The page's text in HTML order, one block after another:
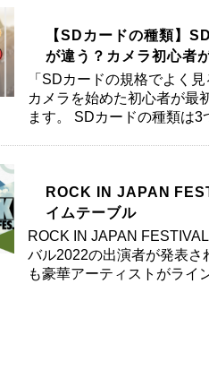
【SDカードの種類】
が違う？カメラ初心者
「SDカードの規格でよく
カメラを始めた初心者が最
ます。 SDカードの種類は
ROCK IN JAPAN
イムテーブル
ROCK IN JAPAN
バル2022の出演者が発表
も豪華アーティストがライ